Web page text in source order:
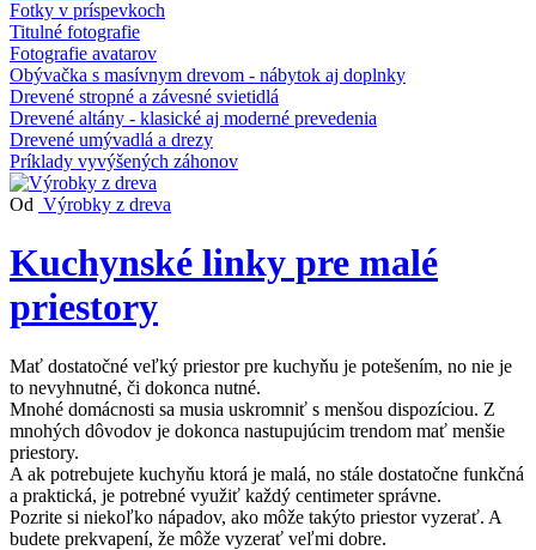
Fotky v príspevkoch
Titulné fotografie
Fotografie avatarov
Obývačka s masívnym drevom - nábytok aj doplnky
Drevené stropné a závesné svietidlá
Drevené altány - klasické aj moderné prevedenia
Drevené umývadlá a drezy
Príklady vyvýšených záhonov
Od Výrobky z dreva
Kuchynské linky pre malé
priestory
Mať dostatočné veľký priestor pre kuchyňu je potešením, no nie je
to nevyhnutné, či dokonca nutné.
Mnohé domácnosti sa musia uskromniť s menšou dispozíciou. Z
mnohých dôvodov je dokonca nastupujúcim trendom mať menšie
priestory.
A ak potrebujete kuchyňu ktorá je malá, no stále dostatočne funkčná
a praktická, je potrebné využiť každý centimeter správne.
Pozrite si niekoľko nápadov, ako môže takýto priestor vyzerať. A
budete prekvapení, že môže vyzerať veľmi dobre.